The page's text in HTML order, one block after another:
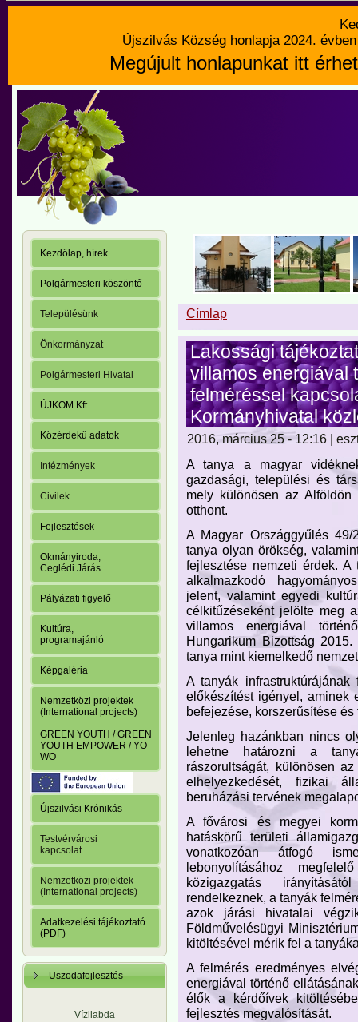
Újszilvás Község honlapja 2024.
Megújult honlapunkat itt
Kezdőlap, hírek
Polgármesteri köszöntő
Településünk
Önkormányzat
Polgármesteri Hivatal
ÚJKOM Kft.
Közérdekű adatok
Intézmények
Civilek
Fejlesztések
Okmányiroda,
Ceglédi Járás
Pályázati figyelő
Kultúra,
programajánló
Képgaléria
Nemzetközi projektek
(International projects)
GREEN YOUTH / GREEN
YOUTH EMPOWER / YO-
WO
Újszilvási Krónikás
Testvérvárosi
kapcsolat
Nemzetközi projektek
(International projects)
Adatkezelési tájékoztató
(PDF)
Uszodafejlesztés
Vízilabda
Címlap
Lakossági
villamos energiával
felméréssel
Kormányhivatal
2016, március 25 - 12:16 |
A tanya a magyar
gazdasági, települési és
mely különösen az
otthont.
A Magyar Országgyűlés
tanya olyan örökség,
fejlesztése nemzeti érdek.
alkalmazkodó
jelent, valamint egyedi
célkitűzéseként jelölte meg
villamos energiával
Hungarikum Bizottság
tanya mint kiemelkedő
A tanyák
előkészítést igényel, aminek
befejezése, korszerűsítése
Jelenleg hazánkban nincs
lehetne határozni a
rászorultságát, különösen
elhelyezkedését, fizikai
beruházási tervének
A fővárosi és megyei
hatáskörű területi
vonatkozóan átfogó
lebonyolításához
közigazgatás
rendelkeznek, a tanyák
azok járási hivatalai
Földművelésügyi
kitöltésével mérik fel a
A felmérés eredményes
energiával történő
élők a kérdőívek
fejlesztés megvalósítását.